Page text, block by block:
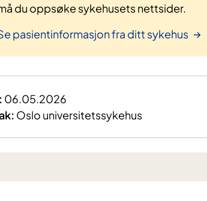
du oppsøke sykehusets nettsider.
pasientinformasjon fra ditt sykehus
06.05.2026
Oslo universitetssykehus